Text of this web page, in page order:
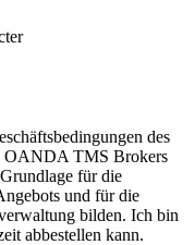
des
OANDA TMS Brokers
für die
und für die
bilden. Ich bin
abbestellen kann.